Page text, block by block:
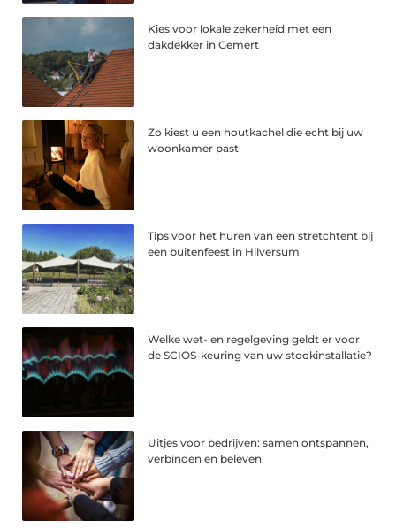
Kies voor lokale zekerheid met een
dakdekker in Gemert
Zo kiest u een houtkachel die echt bij uw
woonkamer past
Tips voor het huren van een stretchtent bij
een buitenfeest in Hilversum
Welke wet- en regelgeving geldt er voor
de SCIOS-keuring van uw stookinstallatie?
Uitjes voor bedrijven: samen ontspannen,
verbinden en beleven